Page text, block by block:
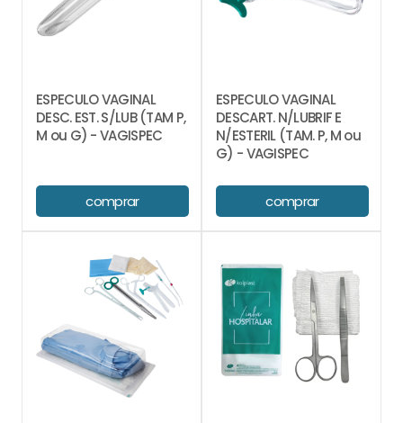
ESPECULO VAGINAL
DESC. EST. S/LUB (TAM P,
M ou G) - VAGISPEC
comprar
ESPECULO VAGINAL
DESCART. N/LUBRIF E
N/ESTERIL (TAM. P, M ou
G) - VAGISPEC
comprar